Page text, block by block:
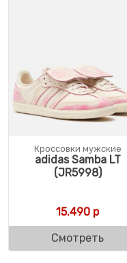
Кроссовки мужские
adidas Samba LT
(JR5998)
15.490 р
Смотреть